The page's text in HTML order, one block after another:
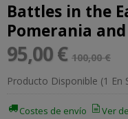
Battles in the
Pomerania
95,00 € 100,00 €
Producto Disponible (1 En
Costes de envío Ver